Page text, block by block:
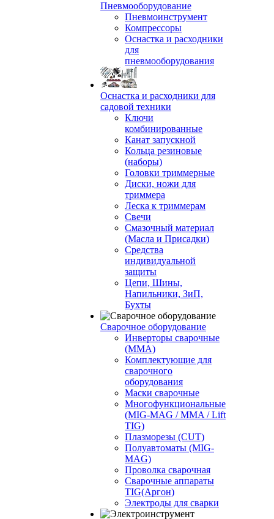
Пневмооборудование
Пневмоинструмент
Компрессоры
Оснастка и расходники
для
пневмооборудования
Оснастка и расходники для
садовой техники
Ключи
комбинированные
Канат запускной
Кольца резиновые
(наборы)
Головки триммерные
Диски, ножи для
триммера
Леска к триммерам
Свечи
Смазочный материал
(Масла и Присадки)
Средства
индивидуальной
защиты
Цепи, Шины,
Напильники, ЗиП,
Бухты
Сварочное оборудование
Инверторы сварочные
(ММА)
Комплектующие для
сварочного
оборудования
Маски сварочные
Многофункциональные
(MIG-MAG / MMA / Lift
TIG)
Плазморезы (CUT)
Полуавтоматы (МIG-
MAG)
Проволка сварочная
Сварочные аппараты
TIG(Аргон)
Электроды для сварки